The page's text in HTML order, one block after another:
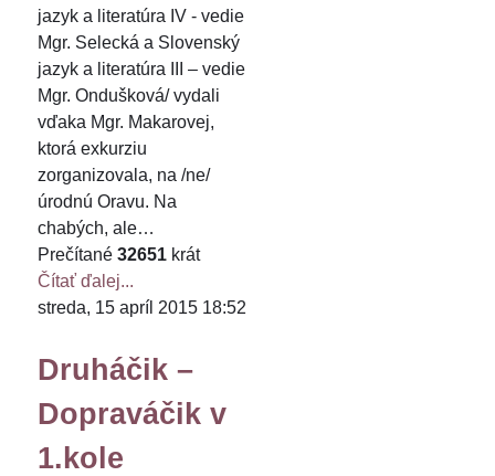
jazyk a literatúra IV - vedie
Mgr. Selecká a Slovenský
jazyk a literatúra III – vedie
Mgr. Ondušková/ vydali
vďaka Mgr. Makarovej,
ktorá exkurziu
zorganizovala, na /ne/
úrodnú Oravu. Na
chabých, ale…
Prečítané 32651 krát
Čítať ďalej...
streda, 15 apríl 2015 18:52
Druháčik –
Dopraváčik v
1.kole